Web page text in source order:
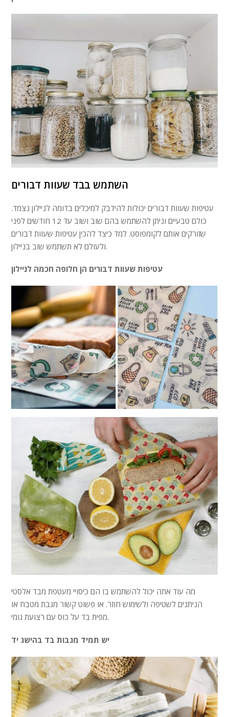
השתמש בבד שעוות דבורים
עטיפות שעוות דבורים יכולות להידבק למיכלים בדומה לניילון נצמד.
כולם טבעיים וניתן להשתמש בהם שוב ושוב עד 12 חודשים לפני
שזורקים אותם לקומפוסט. למד כיצד להכין עטיפות שעוות דבורים
ולעולם לא תשתמש שוב בניילון.
עטיפות שעוות דבורים הן חלופה חכמה לניילון
מה עוד אתה יכול להשתמש בו הם כיסויי מעטפת מבד אלסטי
הניתנים לשטיפה ולשימוש חוזר. או פשוט קשור מגבת מטבח או
מפית בד על כוס עם רצועת גומי.
יש תמיד מגבות בד בהישג יד